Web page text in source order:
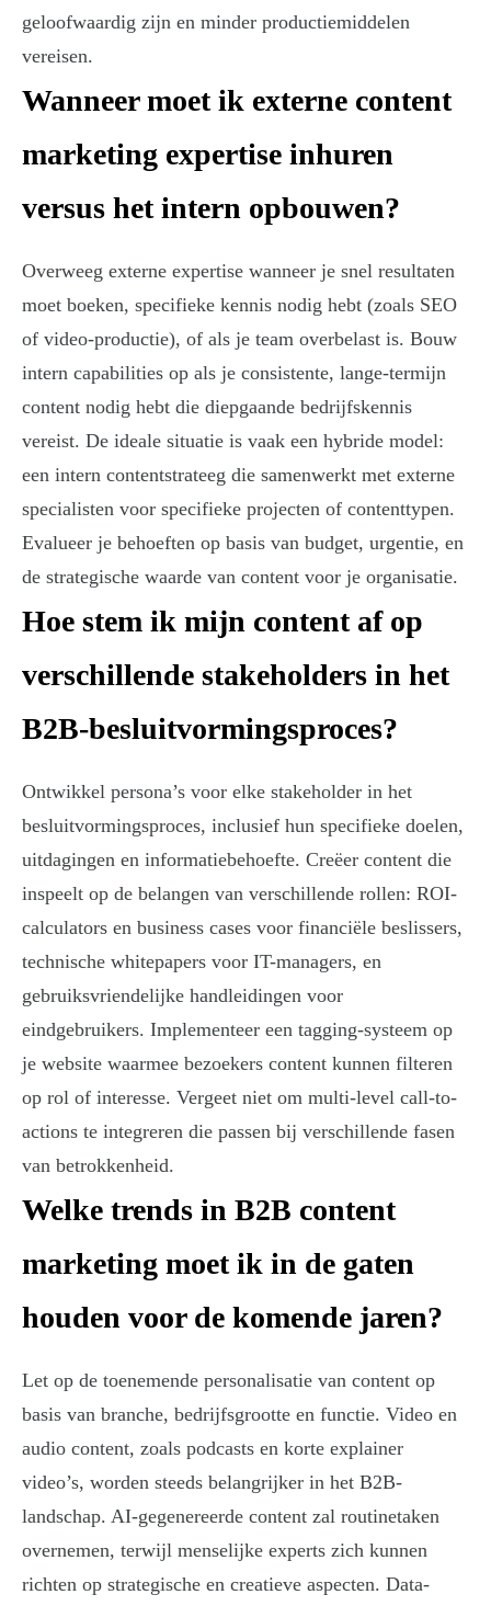
geloofwaardig zijn en minder productiemiddelen
vereisen.
Wanneer moet ik externe content
marketing expertise inhuren
versus het intern opbouwen?
Overweeg externe expertise wanneer je snel resultaten
moet boeken, specifieke kennis nodig hebt (zoals SEO
of video-productie), of als je team overbelast is. Bouw
intern capabilities op als je consistente, lange-termijn
content nodig hebt die diepgaande bedrijfskennis
vereist. De ideale situatie is vaak een hybride model:
een intern contentstrateeg die samenwerkt met externe
specialisten voor specifieke projecten of contenttypen.
Evalueer je behoeften op basis van budget, urgentie, en
de strategische waarde van content voor je organisatie.
Hoe stem ik mijn content af op
verschillende stakeholders in het
B2B-besluitvormingsproces?
Ontwikkel persona’s voor elke stakeholder in het
besluitvormingsproces, inclusief hun specifieke doelen,
uitdagingen en informatiebehoefte. Creëer content die
inspeelt op de belangen van verschillende rollen: ROI-
calculators en business cases voor financiële beslissers,
technische whitepapers voor IT-managers, en
gebruiksvriendelijke handleidingen voor
eindgebruikers. Implementeer een tagging-systeem op
je website waarmee bezoekers content kunnen filteren
op rol of interesse. Vergeet niet om multi-level call-to-
actions te integreren die passen bij verschillende fasen
van betrokkenheid.
Welke trends in B2B content
marketing moet ik in de gaten
houden voor de komende jaren?
Let op de toenemende personalisatie van content op
basis van branche, bedrijfsgrootte en functie. Video en
audio content, zoals podcasts en korte explainer
video’s, worden steeds belangrijker in het B2B-
landschap. AI-gegenereerde content zal routinetaken
overnemen, terwijl menselijke experts zich kunnen
richten op strategische en creatieve aspecten. Data-